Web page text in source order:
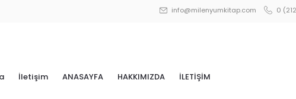
info@milenyumkitap.com 0
İletişim ANASAYFA HAKKIMIZDA İLETİŞİM